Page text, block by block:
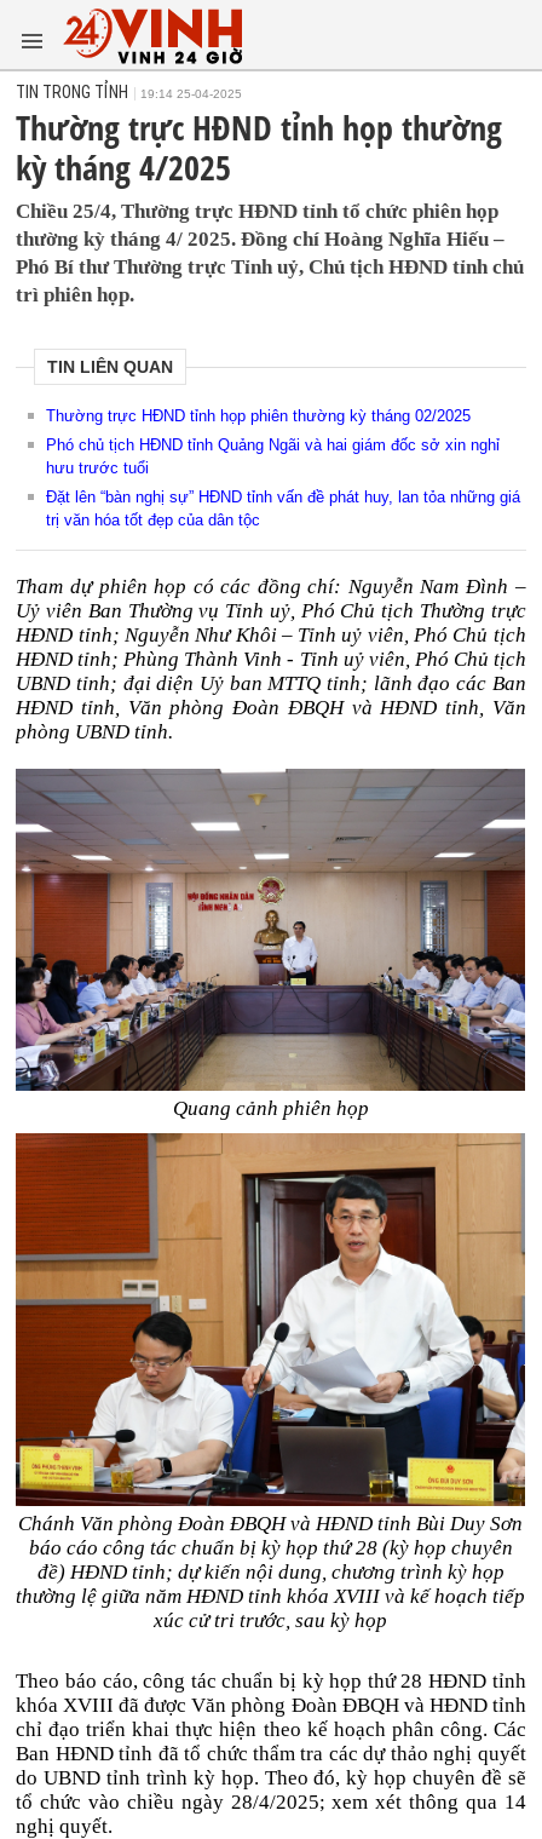
TIN TRONG TỈNH 19:14 25-04-2025
Thường trực HĐND tỉnh họp thường
kỳ tháng 4/2025
Chiều 25/4, Thường trực HĐND tỉnh tổ chức phiên họp
thường kỳ tháng 4/ 2025. Đồng chí Hoàng Nghĩa Hiếu –
Phó Bí thư Thường trực Tỉnh uỷ, Chủ tịch HĐND tỉnh chủ
trì phiên họp.
TIN LIÊN QUAN
Thường trực HĐND tỉnh họp phiên thường kỳ tháng 02/2025
Phó chủ tịch HĐND tỉnh Quảng Ngãi và hai giám đốc sở xin nghỉ
hưu trước tuổi
Đặt lên “bàn nghị sự” HĐND tỉnh vấn đề phát huy, lan tỏa những giá
trị văn hóa tốt đẹp của dân tộc
Tham dự phiên họp có các đồng chí: Nguyễn Nam Đình –
Uỷ viên Ban Thường vụ Tỉnh uỷ, Phó Chủ tịch Thường trực
HĐND tỉnh; Nguyễn Như Khôi – Tỉnh uỷ viên, Phó Chủ tịch
HĐND tỉnh; Phùng Thành Vinh - Tỉnh uỷ viên, Phó Chủ tịch
UBND tỉnh; đại diện Uỷ ban MTTQ tỉnh; lãnh đạo các Ban
HĐND tỉnh, Văn phòng Đoàn ĐBQH và HĐND tỉnh, Văn
phòng UBND tỉnh.
Quang cảnh phiên họp
Chánh Văn phòng Đoàn ĐBQH và HĐND tỉnh Bùi Duy Sơn
báo cáo công tác chuẩn bị kỳ họp thứ 28 (kỳ họp chuyên
đề) HĐND tỉnh; dự kiến nội dung, chương trình kỳ họp
thường lệ giữa năm HĐND tỉnh khóa XVIII và kế hoạch tiếp
xúc cử tri trước, sau kỳ họp
Theo báo cáo, công tác chuẩn bị kỳ họp thứ 28 HĐND tỉnh
khóa XVIII đã được Văn phòng Đoàn ĐBQH và HĐND tỉnh
chỉ đạo triển khai thực hiện theo kế hoạch phân công. Các
Ban HĐND tỉnh đã tổ chức thẩm tra các dự thảo nghị quyết
do UBND tỉnh trình kỳ họp. Theo đó, kỳ họp chuyên đề sẽ
tổ chức vào chiều ngày 28/4/2025; xem xét thông qua 14
nghị quyết.